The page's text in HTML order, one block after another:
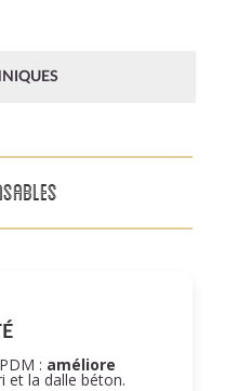
: améliore
et la dalle béton.